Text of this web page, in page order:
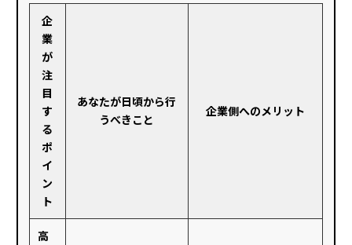
企
業
が
注
目
す
る
ポ
イ
ン
ト
あなたが日頃から行
うべきこと
企業側へのメリット
高